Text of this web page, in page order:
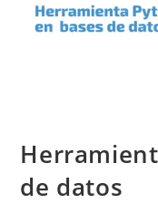
de datos